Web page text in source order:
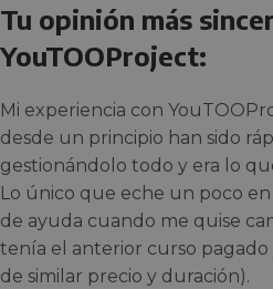
Tu opinión más
YouTOOProject:
Mi experiencia con
desde un principio han sido
gestionándolo todo y era lo
Lo único que eche un poco
de ayuda cuando me quise
tenía el anterior curso
de similar precio y duración).